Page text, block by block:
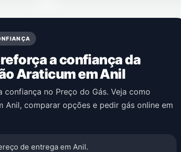
a confiança da
Araticum em Anil
confiança no Preço do Gás. Veja como
Anil, comparar opções e pedir gás online em
de entrega em Anil.